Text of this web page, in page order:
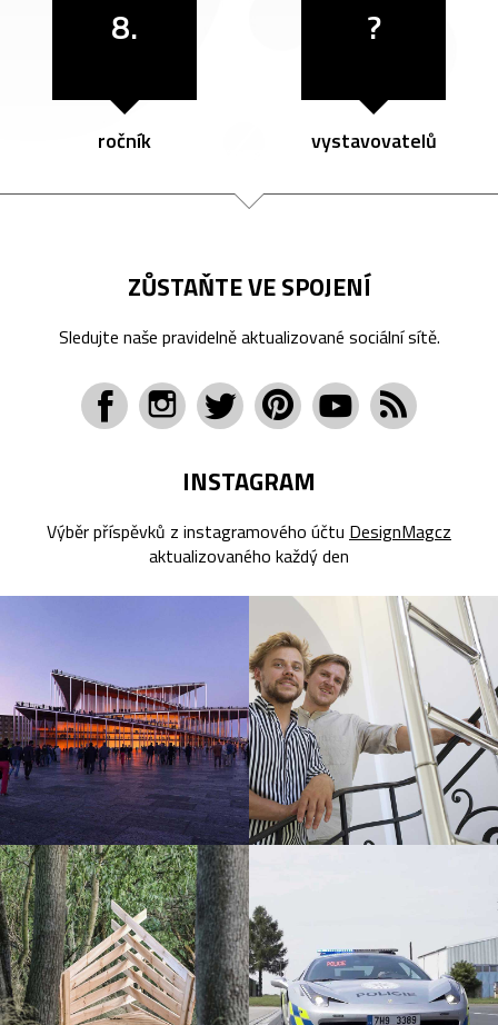
8.
ročník
?
vystavovatelů
ZŮSTAŇTE VE SPOJENÍ
Sledujte naše pravidelně aktualizované sociální sítě.
INSTAGRAM
Výběr příspěvků z instagramového účtu DesignMagcz
aktualizovaného každý den